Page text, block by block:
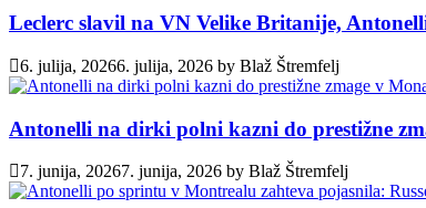
Leclerc slavil na VN Velike Britanije,
6. julija, 20266. julija, 2026 by Blaž Štremfelj
Antonelli na dirki polni kazni do prestižne
7. junija, 20267. junija, 2026 by Blaž Štremfelj